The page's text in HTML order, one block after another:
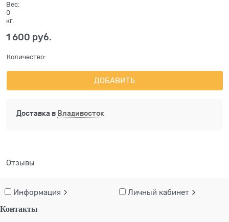
Вес:
0
кг.
1 600 руб.
Количество:
ДОБАВИТЬ
Доставка в Владивосток
Отзывы
Информация Личный кабинет
Контакты